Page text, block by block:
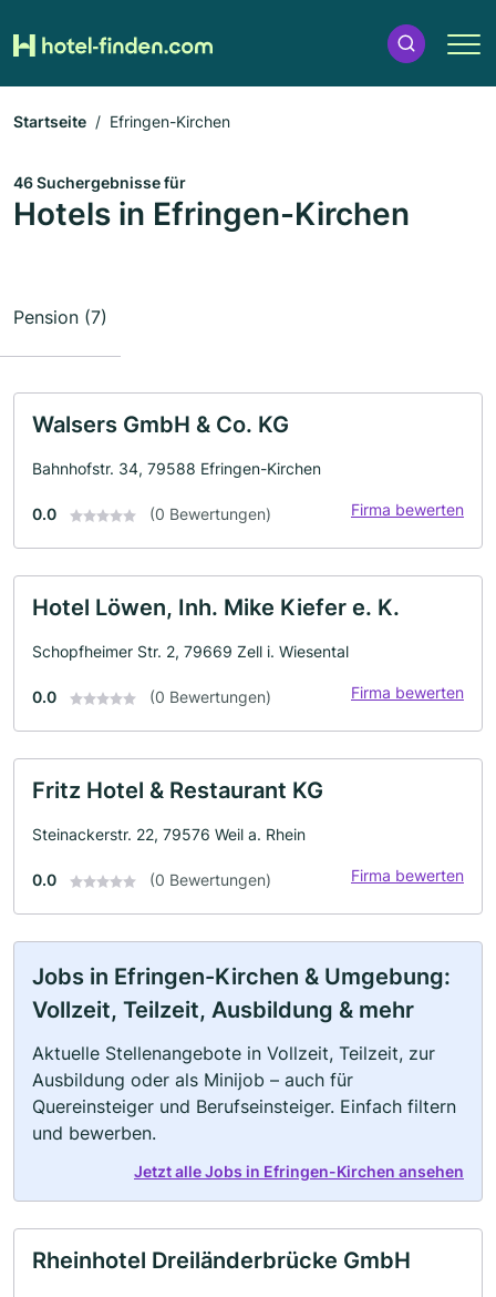
Startseite Efringen-Kirchen
46 Suchergebnisse für
Hotels in Efringen-Kirchen
Pension (7)
Walsers GmbH & Co. KG
Bahnhofstr. 34, 79588 Efringen-Kirchen
0.0 (0 Bewertungen) Firma bewerten
Hotel Löwen, Inh. Mike Kiefer e. K.
Schopfheimer Str. 2, 79669 Zell i. Wiesental
0.0 (0 Bewertungen) Firma bewerten
Fritz Hotel & Restaurant KG
Steinackerstr. 22, 79576 Weil a. Rhein
0.0 (0 Bewertungen) Firma bewerten
Jobs in Efringen-Kirchen & Umgebung:
Vollzeit, Teilzeit, Ausbildung & mehr
Aktuelle Stellenangebote in Vollzeit, Teilzeit, zur
Ausbildung oder als Minijob – auch für
Quereinsteiger und Berufseinsteiger. Einfach filtern
und bewerben.
Jetzt alle Jobs in Efringen-Kirchen ansehen
Rheinhotel Dreiländerbrücke GmbH